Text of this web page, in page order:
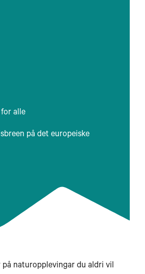
alle
på det europeiske
naturopplevingar du aldri vil